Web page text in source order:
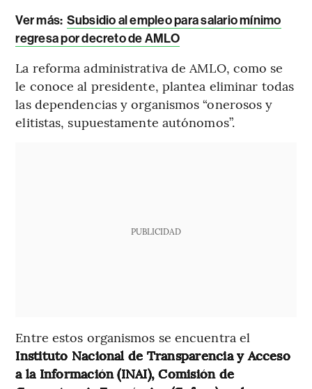
Ver más: Subsidio al empleo para salario mínimo
regresa por decreto de AMLO
La reforma administrativa de AMLO, como se
le conoce al presidente, plantea eliminar todas
las dependencias y organismos “onerosos y
elitistas, supuestamente autónomos”.
PUBLICIDAD
Entre estos organismos se encuentra el
Instituto Nacional de Transparencia y Acceso
a la Información (INAI), Comisión de